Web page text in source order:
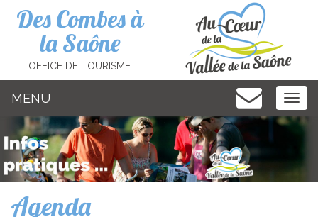
Des Combes à
la Saône
OFFICE DE TOURISME
MENU
Agenda